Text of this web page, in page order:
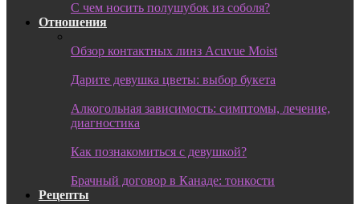
С чем носить полушубок из соболя?
Отношения
Обзор контактных линз Acuvue Moist
Дарите девушка цветы: выбор букета
Алкогольная зависимость: симптомы, лечение,
диагностика
Как познакомиться с девушкой?
Брачный договор в Канаде: тонкости
Рецепты